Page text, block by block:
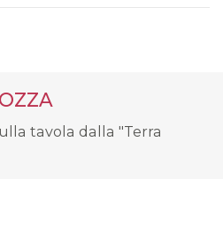
tavola dalla "Terra